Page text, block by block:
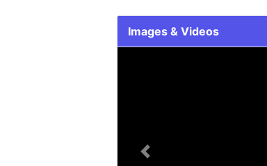
Images & Videos
Previous